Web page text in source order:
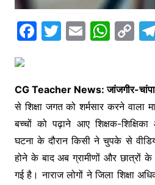
F
e
b
o
o
k
T
er
E
l
W
s
A
p
p
C
y
Li
n
k
CG Teacher News: जांजगीर-
से शिक्षा जगत को शर्मसार करने
बच्चों को पढ़ाने आए शिक्षक-
घटना के दौरान किसी ने चुपके से
होने के बाद अब ग्रामीणों और छात्रों के
गई है। नाराज लोगों ने जिला शिक्षा